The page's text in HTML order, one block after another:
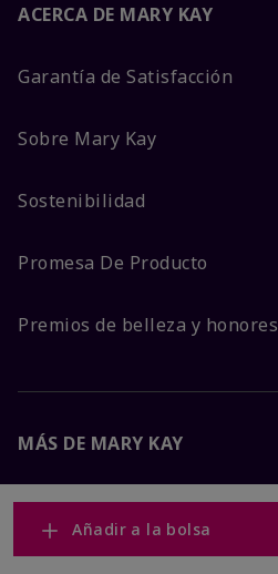
Añadir a la bolsa
ACERCA DE MARY KAY
Garantía de Satisfacción
Sobre Mary Kay
Sostenibilidad
Promesa De Producto
Premios de belleza y honores
MÁS DE MARY KAY
Carreras Corporativas